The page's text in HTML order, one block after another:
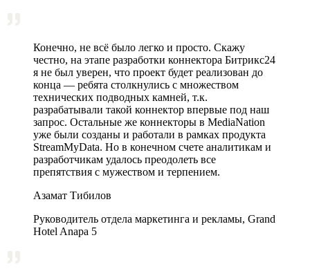
Конечно, не всё было легко и просто. Скажу
честно, на этапе разработки коннектора Битрикс24
я не был уверен, что проект будет реализован до
конца — ребята столкнулись с множеством
технических подводных камней, т.к.
разрабатывали такой коннектор впервые под наш
запрос. Остальные же коннекторы в MediaNation
уже были созданы и работали в рамках продукта
StreamMyData. Но в конечном счете аналитикам и
разработчикам удалось преодолеть все
препятствия с мужеством и терпением.
Азамат Тибилов
Руководитель отдела маркетинга и рекламы, Grand
Hotel Anapa 5